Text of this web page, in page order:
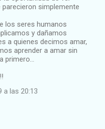
simplemente
los seres humanos
y dañamos
a quienes decimos amar,
aprender a amar sin
primero...
a las 20:13